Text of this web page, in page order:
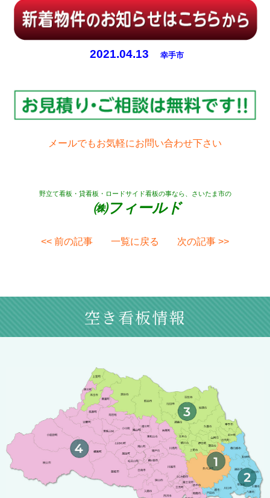
2021.04.13 幸手市
メールでもお気軽にお問い合わせ下さい
野立て看板・貸看板・ロードサイド看板の事なら、さいたま市の
㈱フィールド
<< 前の記事 一覧に戻る 次の記事 >>
空き看板情報